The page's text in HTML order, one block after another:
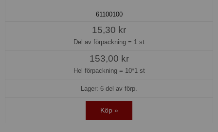
61100100
15,30 kr
Del av förpackning = 1 st
153,00 kr
Hel förpackning = 10*1 st
Lager: 6 del av förp.
Köp »